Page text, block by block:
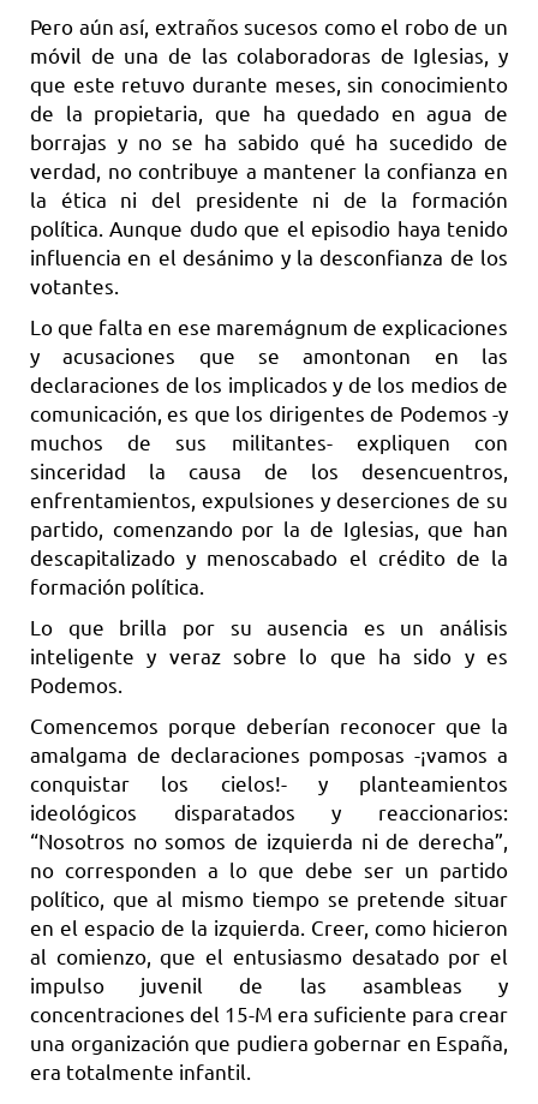
Pero aún así, extraños sucesos como el robo de un
móvil de una de las colaboradoras de Iglesias, y
que este retuvo durante meses, sin conocimiento
de la propietaria, que ha quedado en agua de
borrajas y no se ha sabido qué ha sucedido de
verdad, no contribuye a mantener la confianza en
la ética ni del presidente ni de la formación
política. Aunque dudo que el episodio haya tenido
influencia en el desánimo y la desconfianza de los
votantes.
Lo que falta en ese maremágnum de explicaciones
y acusaciones que se amontonan en las
declaraciones de los implicados y de los medios de
comunicación, es que los dirigentes de Podemos -y
muchos de sus militantes- expliquen con
sinceridad la causa de los desencuentros,
enfrentamientos, expulsiones y deserciones de su
partido, comenzando por la de Iglesias, que han
descapitalizado y menoscabado el crédito de la
formación política.
Lo que brilla por su ausencia es un análisis
inteligente y veraz sobre lo que ha sido y es
Podemos.
Comencemos porque deberían reconocer que la
amalgama de declaraciones pomposas -¡vamos a
conquistar los cielos!- y planteamientos
ideológicos disparatados y reaccionarios:
“Nosotros no somos de izquierda ni de derecha”,
no corresponden a lo que debe ser un partido
político, que al mismo tiempo se pretende situar
en el espacio de la izquierda. Creer, como hicieron
al comienzo, que el entusiasmo desatado por el
impulso juvenil de las asambleas y
concentraciones del 15-M era suficiente para crear
una organización que pudiera gobernar en España,
era totalmente infantil.